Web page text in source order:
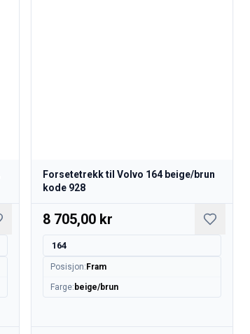
Forsetetrekk til Volvo 164 beige/brun
kode 928
8 705,00 kr
164
Posisjon: Fram
Farge: beige/brun